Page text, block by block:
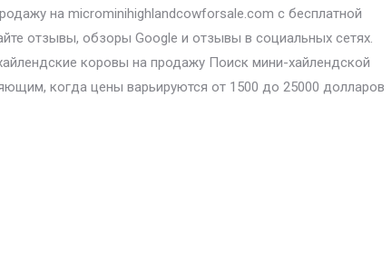
на microminihighlandcowforsale.com с бесплатной
отзывы, обзоры Google и отзывы в социальных сетях.
коровы на продажу Поиск мини-хайлендской
когда цены варьируются от 1500 до 25000 долларов